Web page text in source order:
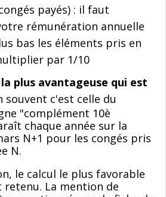
payés) : il faut
rémunération annuelle
bas les éléments pris en
par 1/10
plus avantageuse qui est
souvent c'est celle du
"complément 10è
chaque année sur la
N+1 pour les congés pris
N.
le calcul le plus favorable
retenu. La mention de